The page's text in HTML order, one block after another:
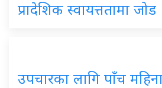
प्रादेशिक स्वायत्ततामा जोड
उपचारका लागि पाँच